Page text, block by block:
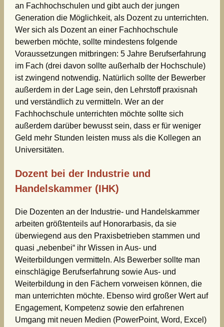
an Fachhochschulen und gibt auch der jungen
Generation die Möglichkeit, als Dozent zu unterrichten.
Wer sich als Dozent an einer Fachhochschule
bewerben möchte, sollte mindestens folgende
Voraussetzungen mitbringen: 5 Jahre Berufserfahrung
im Fach (drei davon sollte außerhalb der Hochschule)
ist zwingend notwendig. Natürlich sollte der Bewerber
außerdem in der Lage sein, den Lehrstoff praxisnah
und verständlich zu vermitteln. Wer an der
Fachhochschule unterrichten möchte sollte sich
außerdem darüber bewusst sein, dass er für weniger
Geld mehr Stunden leisten muss als die Kollegen an
Universitäten.
Dozent bei der Industrie und
Handelskammer (IHK)
Die Dozenten an der Industrie- und Handelskammer
arbeiten größtenteils auf Honorarbasis, da sie
überwiegend aus den Praxisbetrieben stammen und
quasi „nebenbei“ ihr Wissen in Aus- und
Weiterbildungen vermitteln. Als Bewerber sollte man
einschlägige Berufserfahrung sowie Aus- und
Weiterbildung in den Fächern vorweisen können, die
man unterrichten möchte. Ebenso wird großer Wert auf
Engagement, Kompetenz sowie den erfahrenen
Umgang mit neuen Medien (PowerPoint, Word, Excel)